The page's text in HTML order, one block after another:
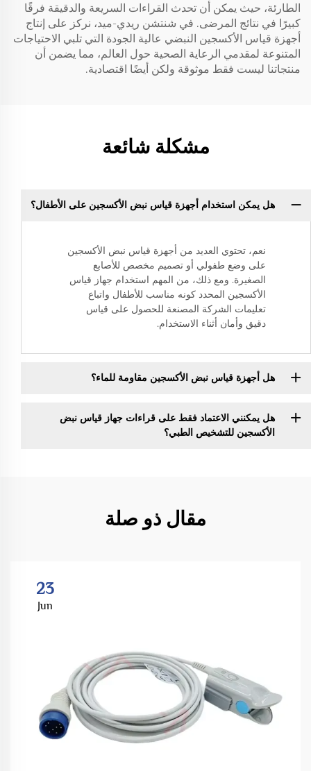
الطارئة، حيث يمكن أن تحدث القراءات السريعة والدقيقة فرقًا
كبيرًا في نتائج المرضى. في شنتشن ريدي-ميد، نركز على إنتاج
أجهزة قياس الأكسجين النبضي عالية الجودة التي تلبي الاحتياجات
المتنوعة لمقدمي الرعاية الصحية حول العالم، مما يضمن أن
منتجاتنا ليست فقط موثوقة ولكن أيضًا اقتصادية.
مشكلة شائعة
هل يمكن استخدام أجهزة قياس نبض الأكسجين على الأطفال؟
نعم، تحتوي العديد من أجهزة قياس نبض الأكسجين
على وضع طفولي أو تصميم مخصص للأصابع
الصغيرة. ومع ذلك، من المهم استخدام جهاز قياس
الأكسجين المحدد كونه مناسب للأطفال واتباع
تعليمات الشركة المصنعة للحصول على قياس
دقيق وأمان أثناء الاستخدام.
هل أجهزة قياس نبض الأكسجين مقاومة للماء؟
هل يمكنني الاعتماد فقط على قراءات جهاز قياس نبض
الأكسجين للتشخيص الطبي؟
مقال ذو صلة
23
Jun